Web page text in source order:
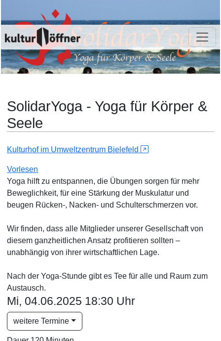
SolidarYoga - Yoga für Körper &
Seele
Kulturhof im Umweltzentrum Bielefeld
Vorlesen
Yoga hilft zu entspannen, die Übungen sorgen für mehr
Beweglichkeit, für eine Stärkung der Muskulatur und
beugen Rücken-, Nacken- und Schulterschmerzen vor.
Wir finden, dass alle Mitglieder unserer Gesellschaft von
diesem ganzheitlichen Ansatz profitieren sollten –
unabhängig von ihrer wirtschaftlichen Lage.
Nach der Yoga-Stunde gibt es Tee für alle und Raum zum
Austausch.
Mi, 04.06.2025 18:30 Uhr
weitere Termine